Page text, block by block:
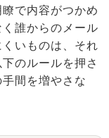
で内容がつかめ
誰からのメール
いものは、それ
のルールを押さ
間を増やさな